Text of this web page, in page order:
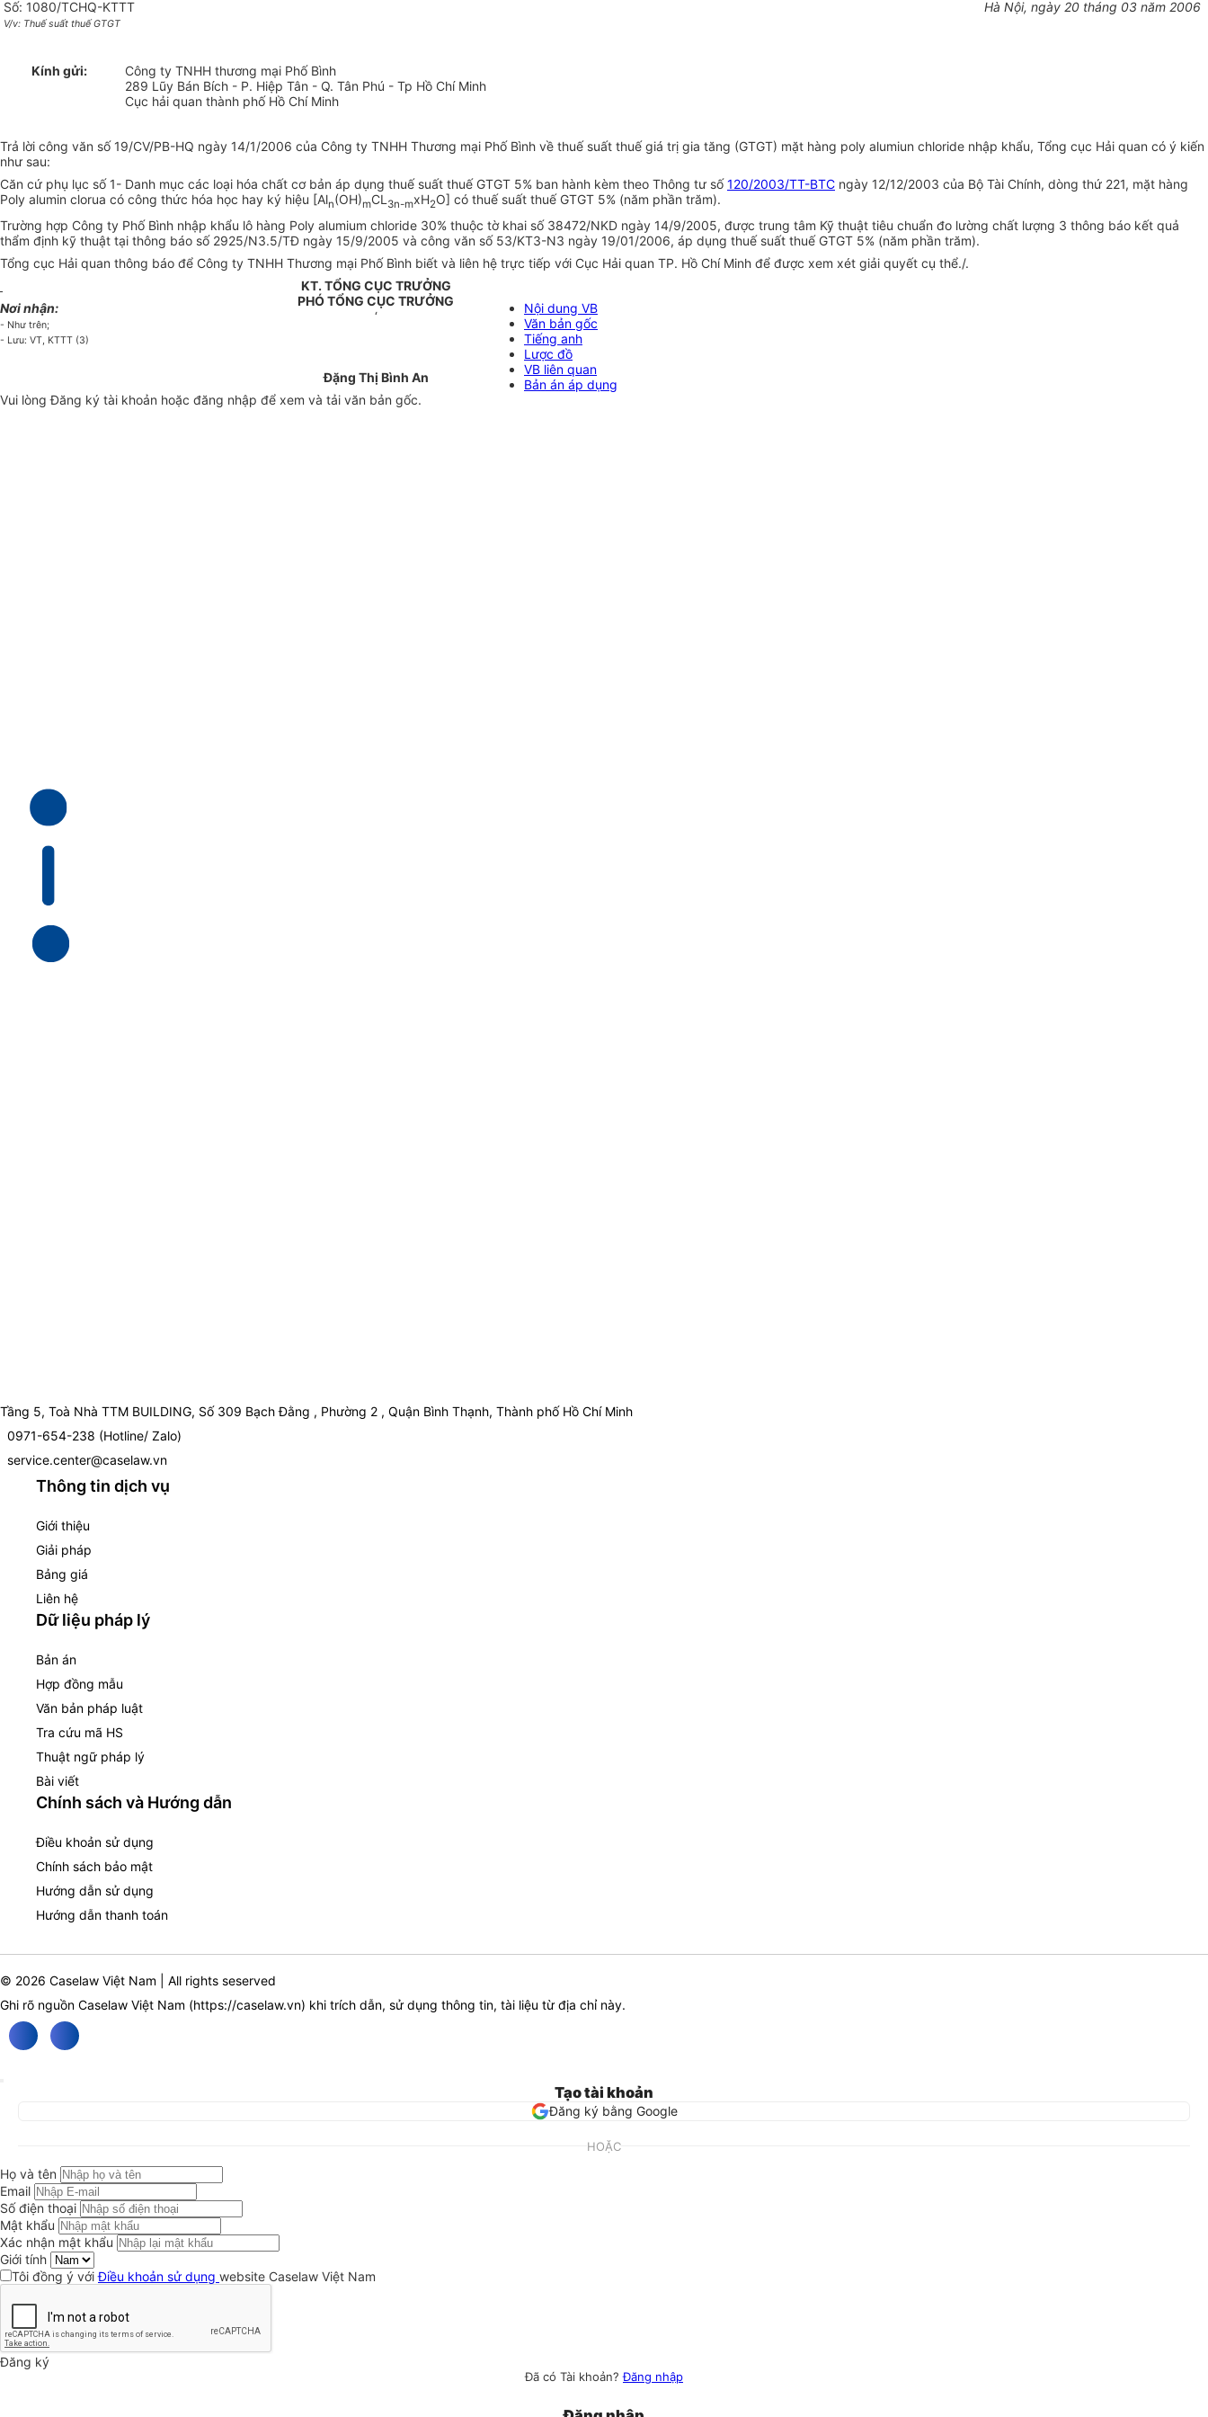
Số: 1080/TCHQ-KTTT
V/v: Thuế suất thuế GTGT
Hà Nội, ngày 20 tháng 03 năm 2006
Kính gửi:
Công ty TNHH thương mại Phố Bình
289 Lũy Bán Bích - P. Hiệp Tân - Q. Tân Phú - Tp Hồ Chí Minh
Cục hải quan thành phố Hồ Chí Minh
Trả lời công văn số 19/CV/PB-HQ ngày 14/1/2006 của Công ty TNHH Thương mại Phố Bình về thuế suất thuế giá trị gia tăng (GTGT) mặt hàng poly alumiun chloride nhập khẩu, Tổng cục Hải quan có ý kiến
như sau:
Căn cứ phụ lục số 1- Danh mục các loại hóa chất cơ bản áp dụng thuế suất thuế GTGT 5% ban hành kèm theo Thông tư số120/2003/TT-BTC ngày 12/12/2003 của Bộ Tài Chính, dòng thứ 221, mặt hàng
Poly alumin clorua có công thức hóa học hay ký hiệu [Aln(OH)m­CL 3n-mxH2O] có thuế suất thuế GTGT 5% (năm phần trăm).
Trường hợp Công ty Phố Bình nhập khẩu lô hàng Poly alumium chloride 30% thuộc tờ khai số 38472/NKD ngày 14/9/2005, được trung tâm Kỹ thuật tiêu chuẩn đo lường chất lượng 3 thông báo kết quả
thẩm định kỹ thuật tại thông báo số 2925/N3.5/TĐ ngày 15/9/2005 và công văn số 53/KT3-N3 ngày 19/01/2006, áp dụng thuế suất thuế GTGT 5% (năm phần trăm).
Tổng cục Hải quan thông báo để Công ty TNHH Thương mại Phố Bình biết và liên hệ trực tiếp với Cục Hải quan TP. Hồ Chí Minh để được xem xét giải quyết cụ thể./.
Nơi nhận:
- Như trên;
- Lưu: VT, KTTT (3)
KT. TỔNG CỤC TRƯỞNG
PHÓ TỔNG CỤC TRƯỞNG
‘
Đặng Thị Bình An
Nội dung VB
Văn bản gốc
Tiếng anh
Lược đồ
VB liên quan
Bản án áp dụng
Vui lòngĐăng ký tài khoản hoặc đăng nhập để xem và tải văn bản gốc.
Tầng 5, Toà Nhà TTM BUILDING, Số 309 Bạch Đằng , Phường 2 , Quận Bình Thạnh, Thành phố Hồ Chí Minh
0971-654-238 (Hotline/ Zalo)
service.center@caselaw.vn
Thông tin dịch vụ
Giới thiệu
Giải pháp
Bảng giá
Liên hệ
Dữ liệu pháp lý
Bản án
Hợp đồng mẫu
Văn bản pháp luật
Tra cứu mã HS
Thuật ngữ pháp lý
Bài viết
Chính sách và Hướng dẫn
Điều khoản sử dụng
Chính sách bảo mật
Hướng dẫn sử dụng
Hướng dẫn thanh toán
© 2026 Caselaw Việt Nam | All rights seserved
Ghi rõ nguồn Caselaw Việt Nam (https://caselaw.vn) khi trích dẫn, sử dụng thông tin, tài liệu từ địa chỉ này.
Tạo tài khoản
Đăng ký bằng Google
HOẶC
Họ và tên
Email
Số điện thoại
Mật khẩu
Xác nhận mật khẩu
Giới tính
Tôi đồng ý vớiĐiều khoản sử dụng website Caselaw Việt Nam
Đăng ký
Đã có Tài khoản?Đăng nhập